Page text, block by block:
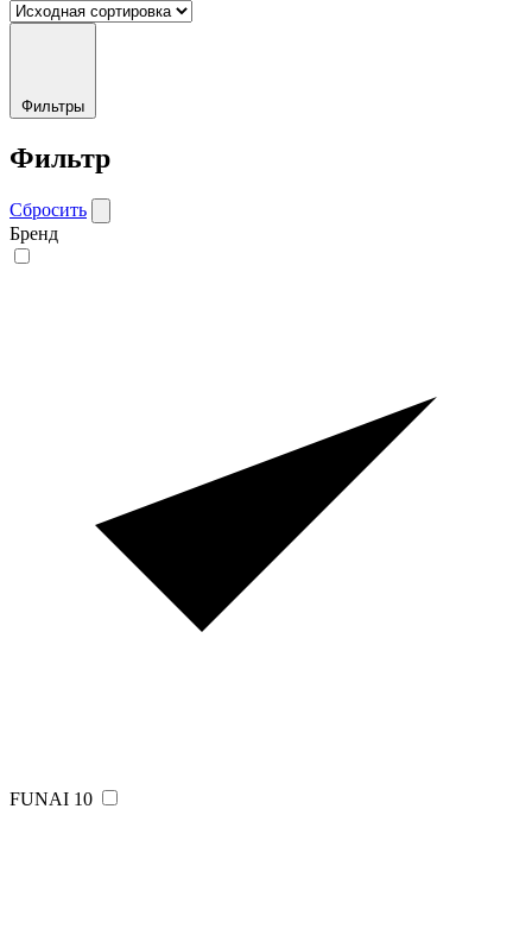
Фильтры
Фильтр
Сбросить
Бренд
FUNAI 10